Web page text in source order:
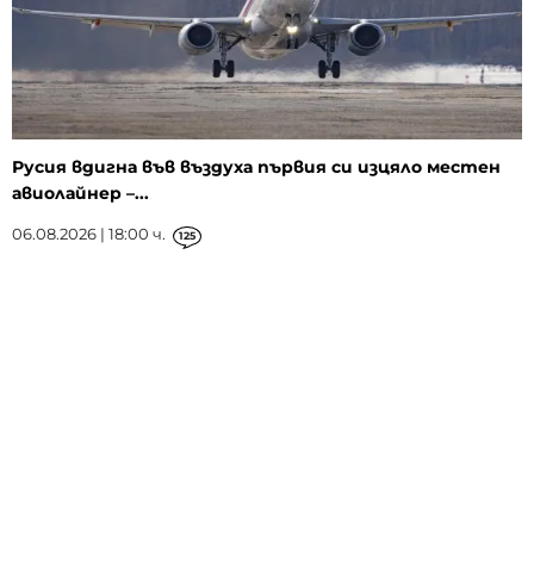
Русия вдигна във въздуха първия си изцяло местен
авиолайнер –...
06.08.2026 | 18:00 ч. 125